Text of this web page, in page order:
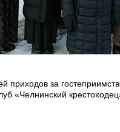
приходов за
«Челнинский